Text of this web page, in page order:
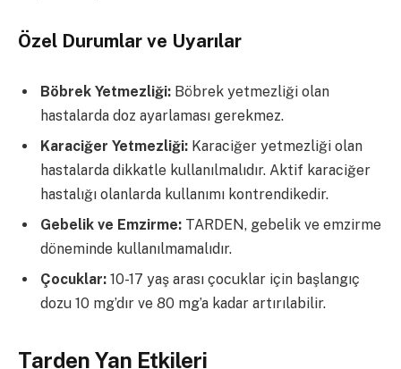
Özel Durumlar ve Uyarılar
Böbrek Yetmezliği: Böbrek yetmezliği olan
hastalarda doz ayarlaması gerekmez.
Karaciğer Yetmezliği: Karaciğer yetmezliği olan
hastalarda dikkatle kullanılmalıdır. Aktif karaciğer
hastalığı olanlarda kullanımı kontrendikedir.
Gebelik ve Emzirme: TARDEN, gebelik ve emzirme
döneminde kullanılmamalıdır.
Çocuklar: 10-17 yaş arası çocuklar için başlangıç
dozu 10 mg’dır ve 80 mg’a kadar artırılabilir.
Tarden Yan Etkileri